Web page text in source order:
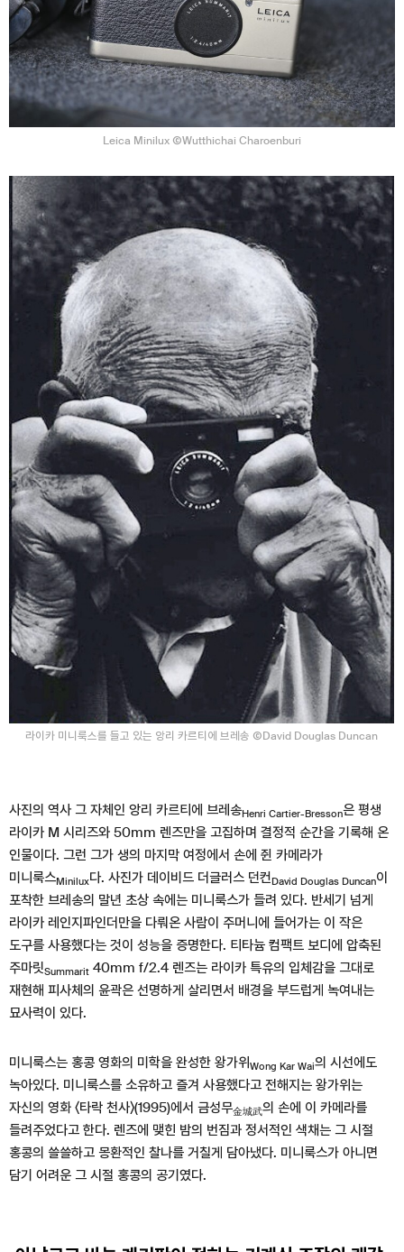
Leica Minilux ⒸWutthichai Charoenburi
라이카 미니룩스를 들고 있는 앙리 카르티에 브레송 ⒸDavid Douglas Duncan
사진의 역사 그 자체인 앙리 카르티에 브레송Henri Cartier-Bresson은 평생
라이카 M 시리즈와 50mm 렌즈만을 고집하며 결정적 순간을 기록해 온
인물이다. 그런 그가 생의 마지막 여정에서 손에 쥔 카메라가
미니룩스Minilux다. 사진가 데이비드 더글러스 던컨David Douglas Duncan이
포착한 브레송의 말년 초상 속에는 미니룩스가 들려 있다. 반세기 넘게
라이카 레인지파인더만을 다뤄온 사람이 주머니에 들어가는 이 작은
도구를 사용했다는 것이 성능을 증명한다. 티타늄 컴팩트 보디에 압축된
주마릿Summarit 40mm f/2.4 렌즈는 라이카 특유의 입체감을 그대로
재현해 피사체의 윤곽은 선명하게 살리면서 배경을 부드럽게 녹여내는
묘사력이 있다.
미니룩스는 홍콩 영화의 미학을 완성한 왕가위Wong Kar Wai의 시선에도
녹아있다. 미니룩스를 소유하고 즐겨 사용했다고 전해지는 왕가위는
자신의 영화 〈타락 천사〉(1995)에서 금성무金城武의 손에 이 카메라를
들려주었다고 한다. 렌즈에 맺힌 밤의 번짐과 정서적인 색채는 그 시절
홍콩의 쓸쓸하고 몽환적인 찰나를 거칠게 담아냈다. 미니룩스가 아니면
담기 어려운 그 시절 홍콩의 공기였다.